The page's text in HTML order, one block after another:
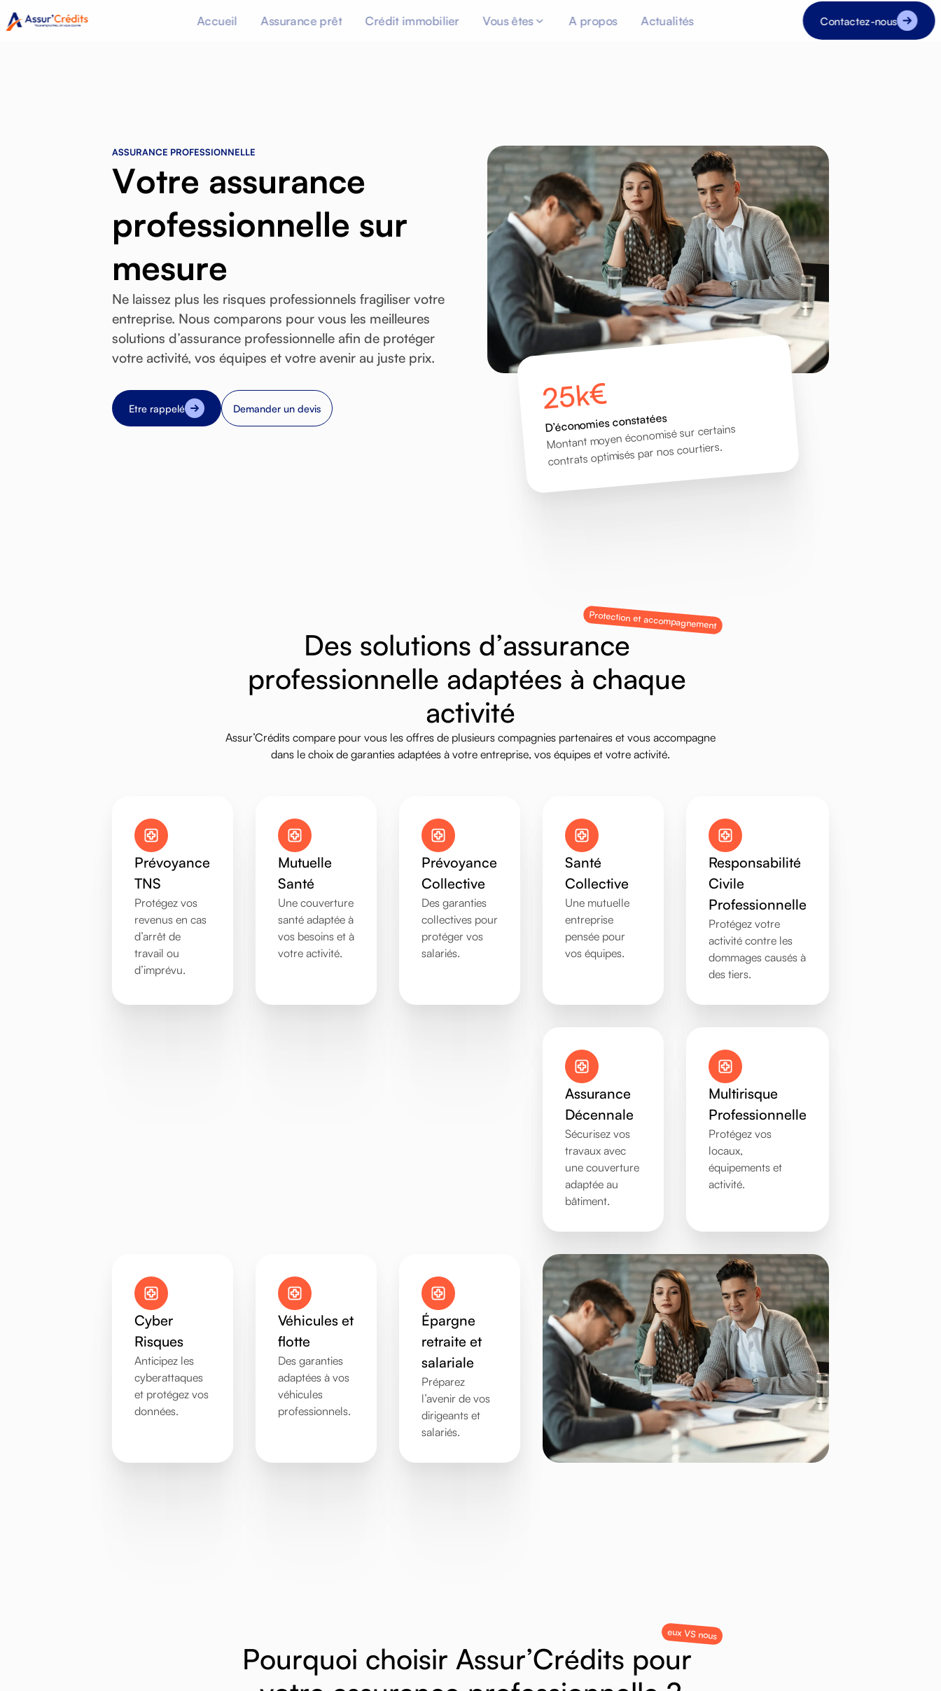
Accueil Assurance prêt Crédit immobilier Vous êtes A propos Actualités Contactez-nous
ASSURANCE PROFESSIONNELLE
Votre assurance
professionnelle sur
mesure
Ne laissez plus les risques professionnels fragiliser votre
entreprise. Nous comparons pour vous les meilleures
solutions d’assurance professionnelle afin de protéger
votre activité, vos équipes et votre avenir au juste prix.
Etre rappelé Demander un devis 25k€
D’économies constatées
Montant moyen économisé sur certains
contrats optimisés par nos courtiers.
Des solutions d’assurance
professionnelle adaptées à chaque
activité
Assur’Crédits compare pour vous les offres de plusieurs compagnies partenaires et vous accompagne
dans le choix de garanties adaptées à votre entreprise, vos équipes et votre activité.
Protection et accompagnement
Prévoyance
TNS
Protégez vos
revenus en cas
d’arrêt de
travail ou
d’imprévu.
Mutuelle
Santé
Une couverture
santé adaptée à
vos besoins et à
votre activité.
Prévoyance
Collective
Des garanties
collectives pour
protéger vos
salariés.
Santé
Collective
Une mutuelle
entreprise
pensée pour
vos équipes.
Responsabilité
Civile
Professionnelle
Protégez votre
activité contre les
dommages causés à
des tiers.
Assurance
Décennale
Sécurisez vos
travaux avec
une couverture
adaptée au
bâtiment.
Multirisque
Professionnelle
Protégez vos
locaux,
équipements et
activité.
Cyber
Risques
Anticipez les
cyberattaques
et protégez vos
données.
Véhicules et
flotte
Des garanties
adaptées à vos
véhicules
professionnels.
Épargne
retraite et
salariale
Préparez
l’avenir de vos
dirigeants et
salariés.
Pourquoi choisir Assur’Crédits pour
eux VS nous